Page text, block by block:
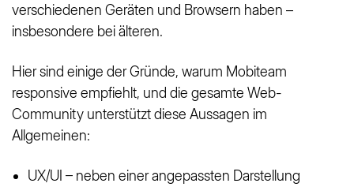
verschiedenen Geräten und Browsern haben –
insbesondere bei älteren.
Hier sind einige der Gründe, warum Mobiteam
responsive empfiehlt, und die gesamte Web-
Community unterstützt diese Aussagen im
Allgemeinen:
UX/UI – neben einer angepassten Darstellung